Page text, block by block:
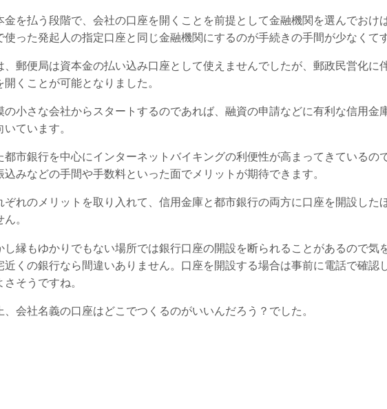
金を払う段階で、会社の口座を開くことを前提として金融機関を選んでおけ
使った発起人の指定口座と同じ金融機関にするのが手続きの手間が少なくて
、郵便局は資本金の払い込み口座として使えませんでしたが、郵政民営化に
開くことが可能となりました。
の小さな会社からスタートするのであれば、融資の申請などに有利な信用金
いています。
都市銀行を中心にインターネットバイキングの利便性が高まってきているの
込みなどの手間や手数料といった面でメリットが期待できます。
ぞれのメリットを取り入れて、信用金庫と都市銀行の両方に口座を開設した
ん。
し縁もゆかりでもない場所では銀行口座の開設を断られることがあるので気
近くの銀行なら間違いありません。口座を開設する場合は事前に電話で確認
さそうですね。
、会社名義の口座はどこでつくるのがいいんだろう？でした。